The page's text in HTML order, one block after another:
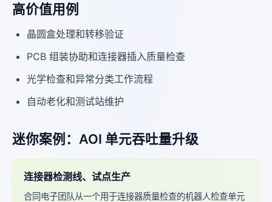
高价值用例
晶圆盒处理和转移验证
PCB 组装协助和连接器插入质量检查
光学检查和异常分类工作流程
自动老化和测试站维护
迷你案例：AOI 单元吞吐量升级
连接器检测线、试点生产
合同电子团队从一个用于连接器质量检查的机器人检查单元